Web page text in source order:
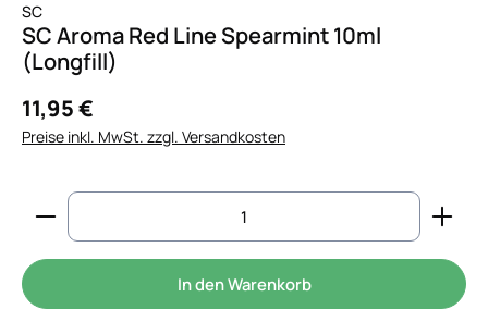
SC
SC Aroma Red Line Spearmint 10ml
(Longfill)
11,95 €
Preise inkl. MwSt. zzgl. Versandkosten
Produkt Anzahl: Gib den gewünschten Wert
In den Warenkorb